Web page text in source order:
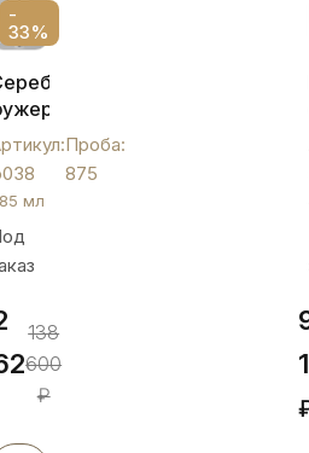
-
33%
Проба:
875
мл
138
600
₽